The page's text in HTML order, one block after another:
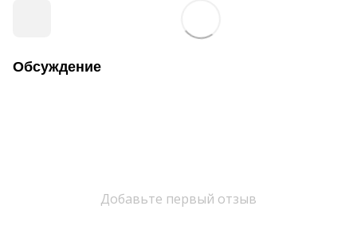
Обсуждение
Добавьте первый отзыв